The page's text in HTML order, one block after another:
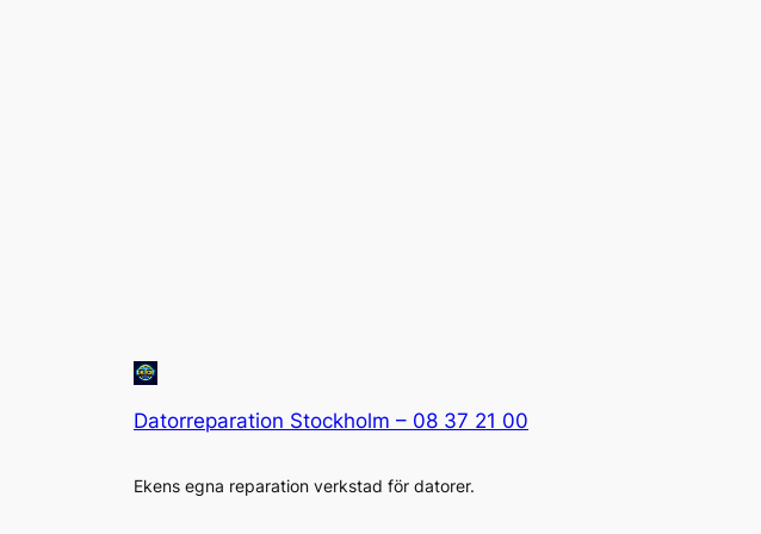
Datorreparation Stockholm – 08 37 21 00
Ekens egna reparation verkstad för datorer.